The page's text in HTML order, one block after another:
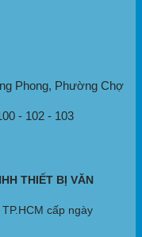
Phong, Phường Chợ
- 102 - 103
THIẾT BỊ VĂN
cấp ngày